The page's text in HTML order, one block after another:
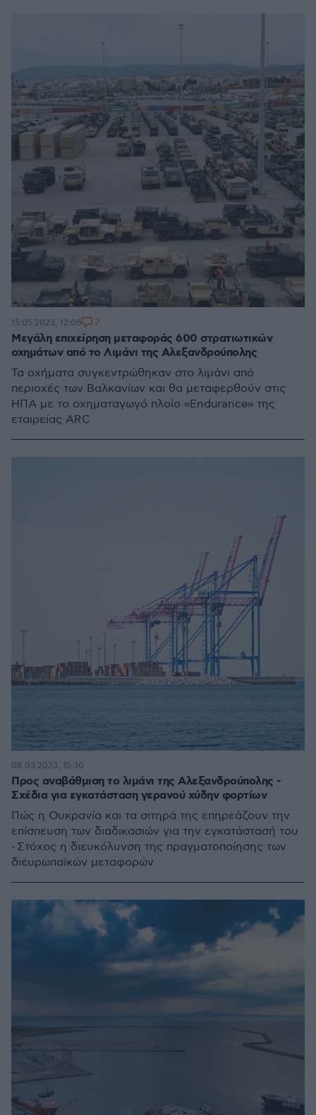
Μεγάλη επιχείρηση μεταφοράς 600 στρατιωτικών
οχημάτων από το Λιμάνι της Αλεξανδρούπολης
Τα οχήματα συγκεντρώθηκαν στο λιμάνι από
περιοχές των Βαλκανίων και θα μεταφερθούν στις
ΗΠΑ με το οχηματαγωγό πλοίο «Endurance» της
εταιρείας ARC
15.05.2023, 12:06 7
Προς αναβάθμιση το λιμάνι της Αλεξανδρούπολης -
Σχέδια για εγκατάσταση γερανού χύδην φορτίων
Πώς η Ουκρανία και τα σιτηρά της επηρεάζουν την
επίσπευση των διαδικασιών για την εγκατάστασή του
- Στόχος η διευκόλυνση της πραγματοποίησης των
διευρωπαϊκών μεταφορών
08.03.2023, 15:30